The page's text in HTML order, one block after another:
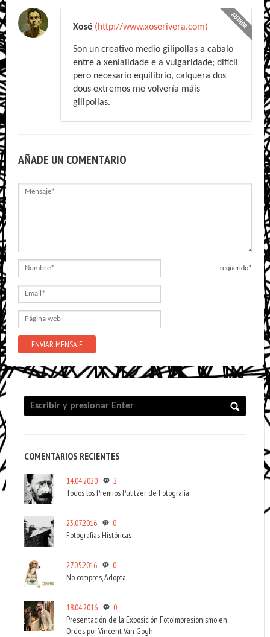
Xosé (http://www.xoserivera.com)
Son un creativo medio gilipollas a cabalo
entre a xenialidade e a vulgaridade; difícil
pero necesario equilibrio, calquera dos
dous extremos me volvería máis
gilipollas.
AÑADE UN COMENTARIO
Mensaje
requerido*
Nombre
Email
Página
web
COMENTARIOS RECIENTES
14.04.2020
2
Todos los Premios Pulitzer de Fotografía
23.07.2016
0
Fotografías Históricas
27.05.2016
0
No compres, Adopta
18.04.2016
0
Presentación de la Exposición FotoImpresionismo en
Ordes por Vincent Van Gogh